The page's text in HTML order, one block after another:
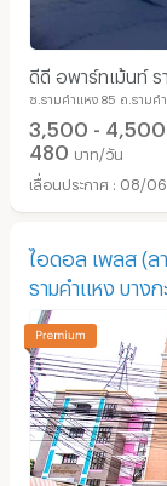
ดีดี อพาร์ทเม้นท์ ร
อร์)
ซ.รามคำแหง 85 ถ.รามค
3,500 - 4,500
480 บาท/วัน
08/
ไอดอล เพลส (ล
รามคำแหง บางก